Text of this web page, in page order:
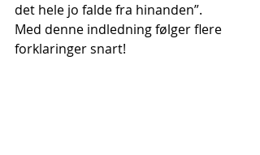
det hele jo falde fra hinanden”.
Med denne indledning følger flere
forklaringer snart!